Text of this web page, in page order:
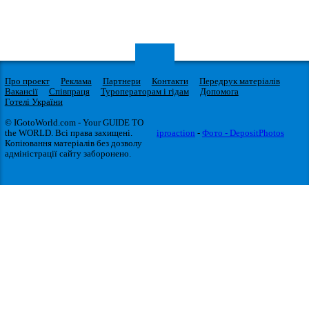
Про проект Реклама Партнери Контакти
Передрук матеріалів
Вакансії
Співпраця Туроператорам і гідам
Допомога
Готелі України
© IGotoWorld.com - Your GUIDE TO
the WORLD. Всі права захищені.
Копіювання матеріалів без дозволу
адміністрації сайту заборонено.
iproaction - Фото - DepositPhotos